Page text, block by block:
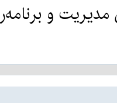
مدیریت و